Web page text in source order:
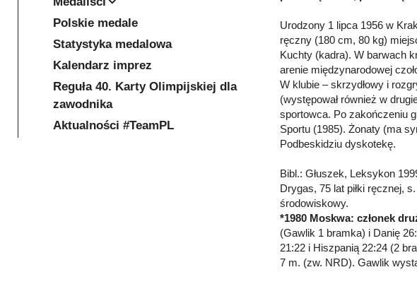
Urodzony 1 lipca 1956 w
ręczny (180 cm, 80 kg)
Kuchty (kadra). W barwach
arenie międzynarodowej
W klubie – skrzydłowy i
(występował również w
sportowca. Po zakończeniu
Sportu (1985). Żonaty (ma
Podbeskidziu dyskotekę.
Bibl.: Głuszek, Leksykon
Drygas, 75 lat piłki ręcznej,
środowiskowy.
*1980 Moskwa: członek
(Gawlik 1 bramka) i Danię
21:22 i Hiszpanią 22:24 (2
7 m. (zw. NRD). Gawlik
Polskie medale
Statystyka medalowa
Kalendarz imprez
Reguła 40. Karty Olimpijskiej dla
zawodnika
Aktualności #TeamPL